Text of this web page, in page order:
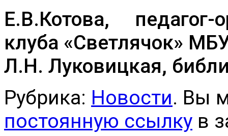
Е.В.Котова, педагог-
клуба «Светлячок»
Л.Н. Луковицкая,
Рубрика: Новости. Вы
постоянную ссылку в